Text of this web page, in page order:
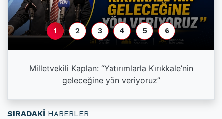
Milletvekili Kaplan: “Yatırımlarla Kırıkkale’nin
geleceğine yön veriyoruz”
1 2 3 4 5 6
SIRADAKİ HABERLER